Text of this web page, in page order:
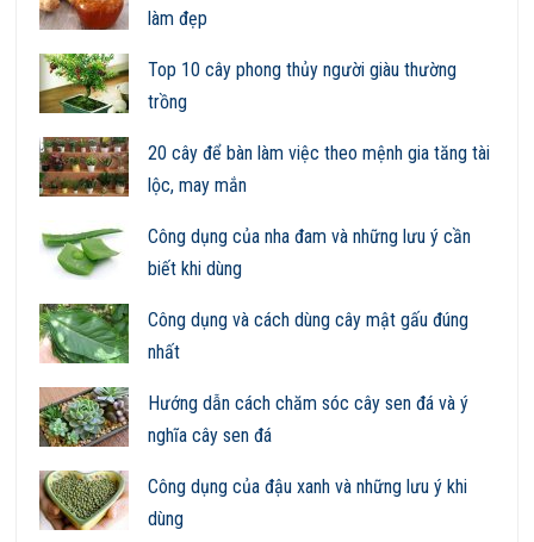
làm đẹp
Top 10 cây phong thủy người giàu thường
trồng
20 cây để bàn làm việc theo mệnh gia tăng tài
lộc, may mắn
Công dụng của nha đam và những lưu ý cần
biết khi dùng
Công dụng và cách dùng cây mật gấu đúng
nhất
Hướng dẫn cách chăm sóc cây sen đá và ý
nghĩa cây sen đá
Công dụng của đậu xanh và những lưu ý khi
dùng